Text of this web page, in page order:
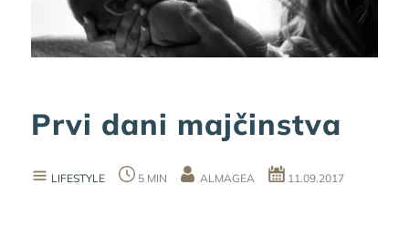
Prvi dani majčinstva
LIFESTYLE 5 MIN ALMAGEA 11.09.2017